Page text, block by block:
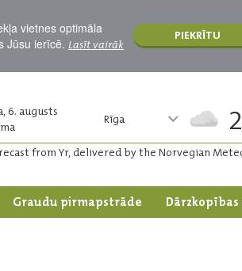
vietnes optimāla
Jūsu ierīcē. Lasīt vairāk
PIEKRĪTU
6. augusts
Rīga
from Yr, delivered by the Norvegian
Graudu pirmapstrāde